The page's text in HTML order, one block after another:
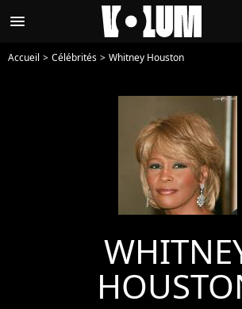
menu
Accueil Célébrités Whitney Houston